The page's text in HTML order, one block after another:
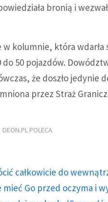
bronią i
w kolumnie, która
do 50 pojazdów.
że doszło jedynie
przez Straż
DEON.PL POLECA
całkowicie do
Go przed oczyma i